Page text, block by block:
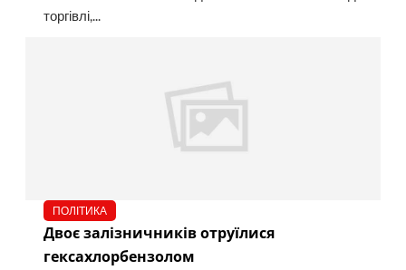
торгівлі,...
ПОЛІТИКА
Двоє залізничників отруїлися
гексахлорбензолом